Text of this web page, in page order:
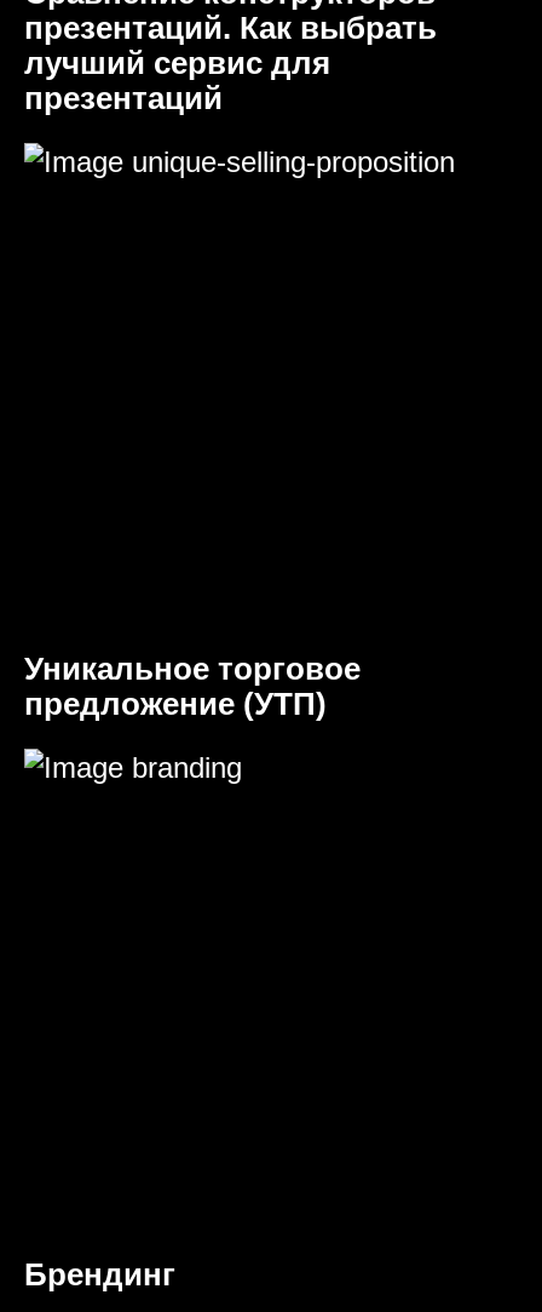
презентаций. Как выбрать
лучший сервис для
презентаций
Уникальное торговое
предложение (УТП)
Брендинг